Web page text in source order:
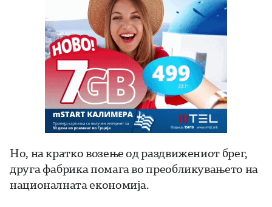
Но, на кратко возење од раздвижениот брег,
друга фабрика помага во преобликувањето на
националната економија.